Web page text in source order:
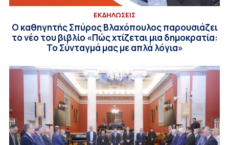
ΕΚΔΗΛΩΣΕΙΣ
Ο καθηγητής Σπύρος Βλαχόπουλος παρουσιάζει
το νέο του βιβλίο «Πώς χτίζεται μια δημοκρατία:
Το Σύνταγμά μας με απλά λόγια»